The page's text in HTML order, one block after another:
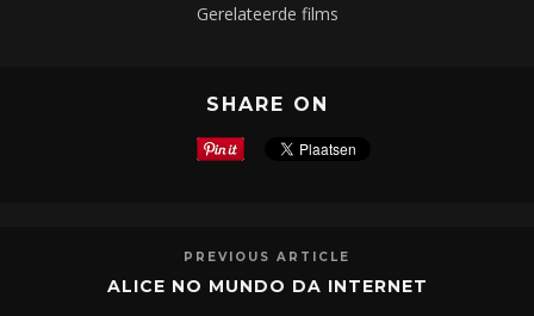
Gerelateerde films
SHARE ON
PREVIOUS ARTICLE
ALICE NO MUNDO DA INTERNET